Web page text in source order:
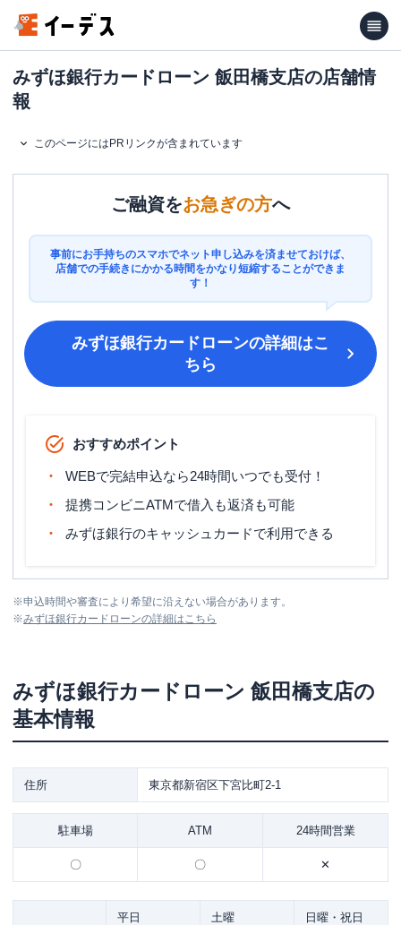
みずほ銀行カードローン 飯田橋支店の店舗情
報
このページにはPRリンクが含まれています
ご融資をお急ぎの方へ
事前にお手持ちのスマホでネット申し込みを済ませておけば、
店舗での手続きにかかる時間をかなり短縮することができま
す！
みずほ銀行カードローンの詳細はこ
ちら
おすすめポイント
WEBで完結申込なら24時間いつでも受付！
提携コンビニATMで借入も返済も可能
みずほ銀行のキャッシュカードで利用できる
※申込時間や審査により希望に沿えない場合があります。
※みずほ銀行カードローンの詳細はこちら
みずほ銀行カードローン 飯田橋支店の
基本情報
住所 東京都新宿区下宮比町2-1
駐車場 ATM 24時間営業
〇 〇 ✕
平日 土曜 日曜・祝日